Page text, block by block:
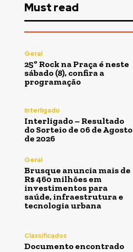
Must read
Geral
25º Rock na Praça é neste
sábado (8), confira a
programação
Interligado
Interligado – Resultado
do Sorteio de 06 de Agosto
de 2026
Geral
Brusque anuncia mais de
R$ 460 milhões em
investimentos para
saúde, infraestrutura e
tecnologia urbana
Classificados
Documento encontrado